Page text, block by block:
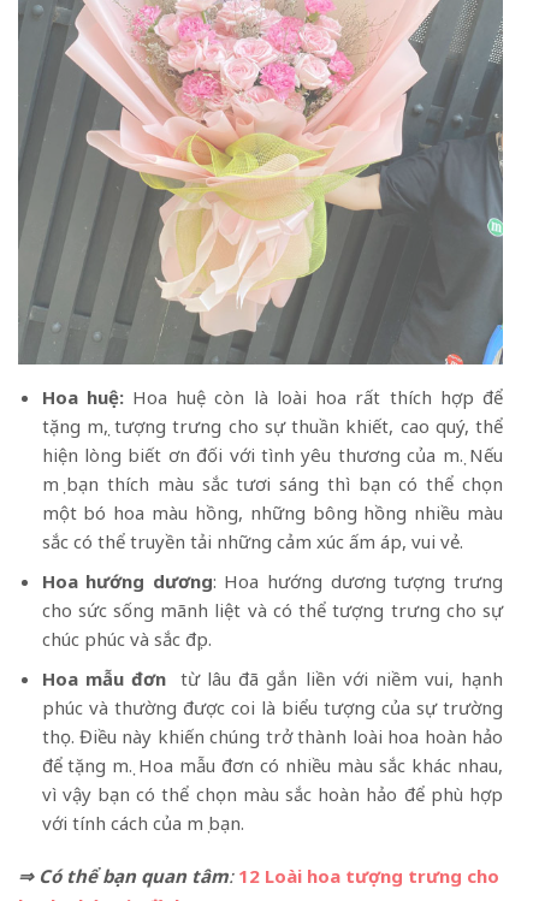
Hoa huệ:Hoa huệ còn là loài hoa rất thích hợp để
tặng mẹ, tượng trưng cho sự thuần khiết, cao quý, thể
hiện lòng biết ơn đối với tình yêu thương của mẹ. Nếu
mẹ bạn thích màu sắc tươi sáng thì bạn có thể chọn
một bó hoa màu hồng, những bông hồng nhiều màu
sắc có thể truyền tải những cảm xúc ấm áp, vui vẻ.
Hoa hướng dương: Hoa hướng dương tượng trưng
cho sức sống mãnh liệt và có thể tượng trưng cho sự
chúc phúc và sắc đẹp.
Hoa mẫu đơn từ lâu đã gắn liền với niềm vui, hạnh
phúc và thường được coi là biểu tượng của sự trường
thọ. Điều này khiến chúng trở thành loài hoa hoàn hảo
để tặng mẹ. Hoa mẫu đơn có nhiều màu sắc khác nhau,
vì vậy bạn có thể chọn màu sắc hoàn hảo để phù hợp
với tính cách của mẹ bạn.
⇒ Có thể bạn quan tâm: 12 Loài hoa tượng trưng cho